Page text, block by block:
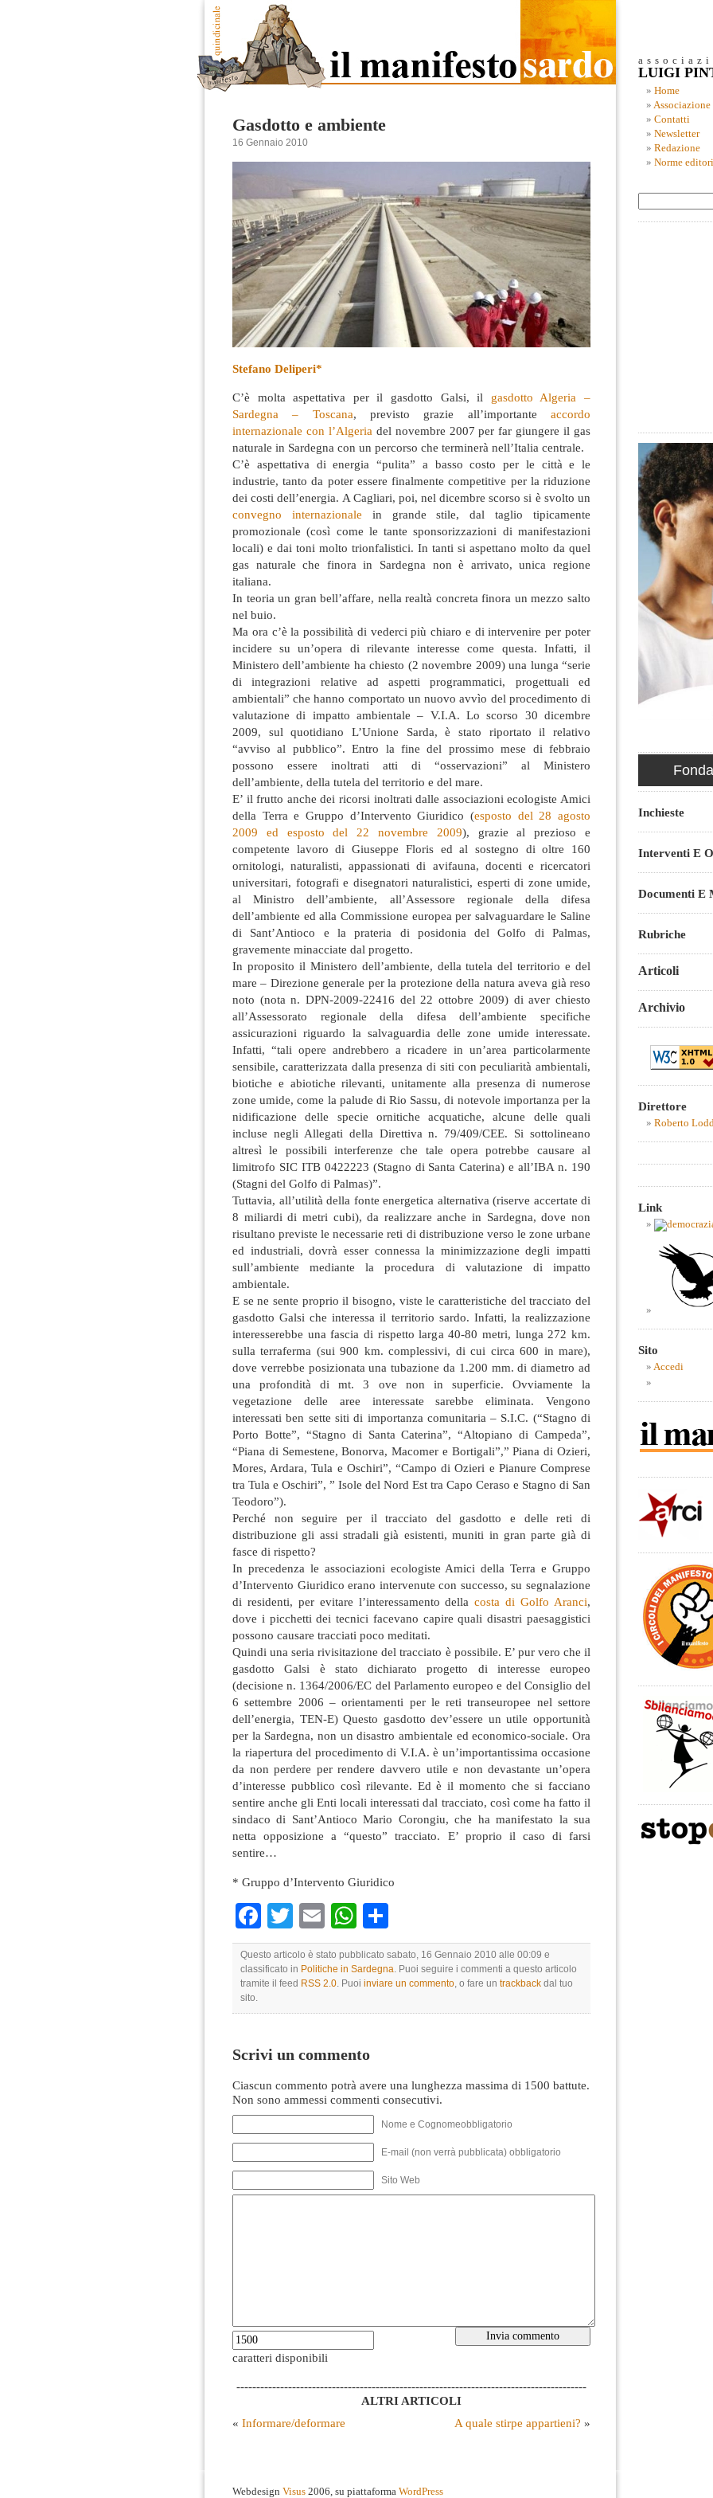
Gasdotto e ambiente
16 Gennaio 2010
Stefano Deliperi*
C’è molta aspettativa per il gasdotto Galsi, il gasdotto Algeria –
Sardegna – Toscana, previsto grazie all’importanteaccordo
internazionale con l’Algeria del novembre 2007 per far giungere il gas
naturale in Sardegna con un percorso che terminerà nell’Italia centrale.
C’è aspettativa di energia “pulita” a basso costo per le città e le
industrie, tanto da poter essere finalmente competitive per la riduzione
dei costi dell’energia. A Cagliari, poi, nel dicembre scorso si è svolto un
convegno internazionale in grande stile, dal taglio tipicamente
promozionale (così come le tante sponsorizzazioni di manifestazioni
locali) e dai toni molto trionfalistici. In tanti si aspettano molto da quel
gas naturale che finora in Sardegna non è arrivato, unica regione
italiana.
In teoria un gran bell’affare, nella realtà concreta finora un mezzo salto
nel buio.
Ma ora c’è la possibilità di vederci più chiaro e di intervenire per poter
incidere su un’opera di rilevante interesse come questa. Infatti, il
Ministero dell’ambiente ha chiesto (2 novembre 2009) una lunga “serie
di integrazioni relative ad aspetti programmatici, progettuali ed
ambientali” che hanno comportato un nuovo avvìo del procedimento di
valutazione di impatto ambientale – V.I.A. Lo scorso 30 dicembre
2009, sul quotidiano L’Unione Sarda, è stato riportato il relativo
“avviso al pubblico”. Entro la fine del prossimo mese di febbraio
possono essere inoltrati atti di “osservazioni” al Ministero
dell’ambiente, della tutela del territorio e del mare.
E’ il frutto anche dei ricorsi inoltrati dalle associazioni ecologiste Amici
della Terra e Gruppo d’Intervento Giuridico (esposto del 28 agosto
2009 ed esposto del 22 novembre 2009), grazie al prezioso e
competente lavoro di Giuseppe Floris ed al sostegno di oltre 160
ornitologi, naturalisti, appassionati di avifauna, docenti e ricercatori
universitari, fotografi e disegnatori naturalistici, esperti di zone umide,
al Ministro dell’ambiente, all’Assessore regionale della difesa
dell’ambiente ed alla Commissione europea per salvaguardare le Saline
di Sant’Antioco e la prateria di posidonia del Golfo di Palmas,
gravemente minacciate dal progetto.
In proposito il Ministero dell’ambiente, della tutela del territorio e del
mare – Direzione generale per la protezione della natura aveva già reso
noto (nota n. DPN-2009-22416 del 22 ottobre 2009) di aver chiesto
all’Assessorato regionale della difesa dell’ambiente specifiche
assicurazioni riguardo la salvaguardia delle zone umide interessate.
Infatti, “tali opere andrebbero a ricadere in un’area particolarmente
sensibile, caratterizzata dalla presenza di siti con peculiarità ambientali,
biotiche e abiotiche rilevanti, unitamente alla presenza di numerose
zone umide, come la palude di Rio Sassu, di notevole importanza per la
nidificazione delle specie ornitiche acquatiche, alcune delle quali
incluse negli Allegati della Direttiva n. 79/409/CEE. Si sottolineano
altresì le possibili interferenze che tale opera potrebbe causare al
limitrofo SIC ITB 0422223 (Stagno di Santa Caterina) e all’IBA n. 190
(Stagni del Golfo di Palmas)”.
Tuttavia, all’utilità della fonte energetica alternativa (riserve accertate di
8 miliardi di metri cubi), da realizzare anche in Sardegna, dove non
risultano previste le necessarie reti di distribuzione verso le zone urbane
ed industriali, dovrà esser connessa la minimizzazione degli impatti
sull’ambiente mediante la procedura di valutazione di impatto
ambientale.
E se ne sente proprio il bisogno, viste le caratteristiche del tracciato del
gasdotto Galsi che interessa il territorio sardo. Infatti, la realizzazione
interesserebbe una fascia di rispetto larga 40-80 metri, lunga 272 km.
sulla terraferma (sui 900 km. complessivi, di cui circa 600 in mare),
dove verrebbe posizionata una tubazione da 1.200 mm. di diametro ad
una profondità di mt. 3 ove non in superficie. Ovviamente la
vegetazione delle aree interessate sarebbe eliminata. Vengono
interessati ben sette siti di importanza comunitaria – S.I.C. (“Stagno di
Porto Botte”, “Stagno di Santa Caterina”, “Altopiano di Campeda”,
“Piana di Semestene, Bonorva, Macomer e Bortigali”,” Piana di Ozieri,
Mores, Ardara, Tula e Oschiri”, “Campo di Ozieri e Pianure Comprese
tra Tula e Oschiri”, ” Isole del Nord Est tra Capo Ceraso e Stagno di San
Teodoro”).
Perché non seguire per il tracciato del gasdotto e delle reti di
distribuzione gli assi stradali già esistenti, muniti in gran parte già di
fasce di rispetto?
In precedenza le associazioni ecologiste Amici della Terra e Gruppo
d’Intervento Giuridico erano intervenute con successo, su segnalazione
di residenti, per evitare l’interessamento dellacosta di Golfo Aranci,
dove i picchetti dei tecnici facevano capire quali disastri paesaggistici
possono causare tracciati poco meditati.
Quindi una seria rivisitazione del tracciato è possibile. E’ pur vero che il
gasdotto Galsi è stato dichiarato progetto di interesse europeo
(decisione n. 1364/2006/EC del Parlamento europeo e del Consiglio del
6 settembre 2006 – orientamenti per le reti transeuropee nel settore
dell’energia, TEN-E) Questo gasdotto dev’essere un utile opportunità
per la Sardegna, non un disastro ambientale ed economico-sociale. Ora
la riapertura del procedimento di V.I.A. è un’importantissima occasione
da non perdere per rendere davvero utile e non devastante un’opera
d’interesse pubblico così rilevante. Ed è il momento che si facciano
sentire anche gli Enti locali interessati dal tracciato, così come ha fatto il
sindaco di Sant’Antioco Mario Corongiu, che ha manifestato la sua
netta opposizione a “questo” tracciato. E’ proprio il caso di farsi
sentire…
* Gruppo d’Intervento Giuridico
Facebook
TwitterEmailWhatsApp
Questo articolo è stato pubblicato sabato, 16 Gennaio 2010 alle 00:09 e
classificato in Politiche in Sardegna. Puoi seguire i commenti a questo articolo
tramite il feed RSS 2.0. Puoi inviare un commento, o fare un trackback dal tuo
sito.
Scrivi un commento
Ciascun commento potrà avere una lunghezza massima di 1500 battute.
Non sono ammessi commenti consecutivi.
Nome e Cognomeobbligatorio
E-mail (non verrà pubblicata) obbligatorio
Sito Web
caratteri disponibili
----------------------------------------------------------------------------------------
ALTRI ARTICOLI
« Informare/deformare A quale stirpe appartieni? »
LUIGI
Home
Associazione
Contatti
Newsletter
Redazione
Norme
Inchieste
Interventi E
Documenti E
Rubriche
Articoli
Archivio
Direttore
Roberto
Link
Sito
Accedi
Webdesign Visus 2006, su piattaforma WordPress